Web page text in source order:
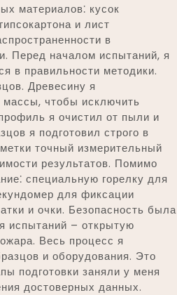
материалов⁚ кусок
и лист
в
Перед началом испытаний, я
в правильности методики.
Древесину я
массы, чтобы исключить
я очистил от пыли и
я подготовил строго в
точный измерительный
результатов. Помимо
специальную горелку для
для фиксации
и очки. Безопасность была
испытаний – открытую
Весь процесс я
и оборудования. Это
подготовки заняли у меня
достоверных данных.